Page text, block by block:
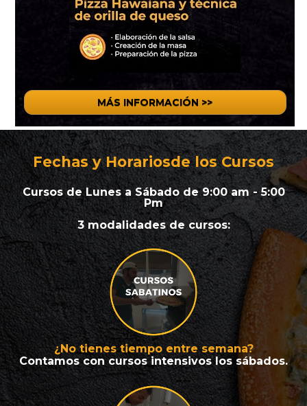
MÁS INFORMACIÓN >>
Fechas y Horariosde los Cursos
Cursos de Lunes a Sábado de 9:00 am - 5:00
Pm
3 modalidades de cursos:
¿No tienes tiempo entre semana?
Contamos con cursos intensivos los sábados.